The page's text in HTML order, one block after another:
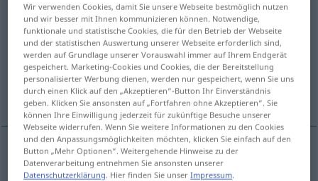
Weltmannm <Weltmann(e)s;Weltmänner>
Übersicht aller Übersetzungen
(Für mehr Details die Übersetzung anklicken/antippen)
hombre de mundo
hombremdemundo(bzwmundano)
Wir verwenden Cookies, damit Sie unsere Webseite bestmöglich nutzen
und wir besser mit Ihnen kommunizieren können. Notwendige,
funktionale und statistische Cookies, die für den Betrieb der Webseite
und der statistischen Auswertung unserer Webseite erforderlich sind,
werden auf Grundlage unserer Vorauswahl immer auf Ihrem Endgerät
gespeichert. Marketing-Cookies und Cookies, die der Bereitstellung
personalisierter Werbung dienen, werden nur gespeichert, wenn Sie uns
durch einen Klick auf den „Akzeptieren“-Button Ihr Einverständnis
geben. Klicken Sie ansonsten auf „Fortfahren ohne Akzeptieren“. Sie
können Ihre Einwilligung jederzeit für zukünftige Besuche unserer
Webseite widerrufen. Wenn Sie weitere Informationen zu den Cookies
und den Anpassungsmöglichkeiten möchten, klicken Sie einfach auf den
Button „Mehr Optionen“. Weitergehende Hinweise zu der
Datenverarbeitung entnehmen Sie ansonsten unserer
Datenschutzerklärung. Hier finden Sie unserImpressum.